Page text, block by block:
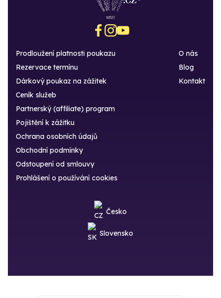
Prodloužení platnosti poukazu
Rezervace termínu
Dárkový poukaz na zážitek
O nás
Blog
Kontakt
Ceník služeb
Partnerský (affiliate) program
Pojištění k zážitku
Ochrana osobních údajů
Obchodní podmínky
Odstoupení od smlouvy
Prohlášení o používání cookies
Česko
Slovensko